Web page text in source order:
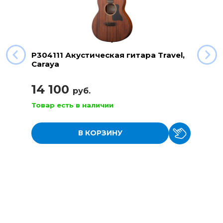
P304111 Акустическая гитара Travel,
Caraya
14 100 руб.
Товар есть в наличии
В КОРЗИНУ